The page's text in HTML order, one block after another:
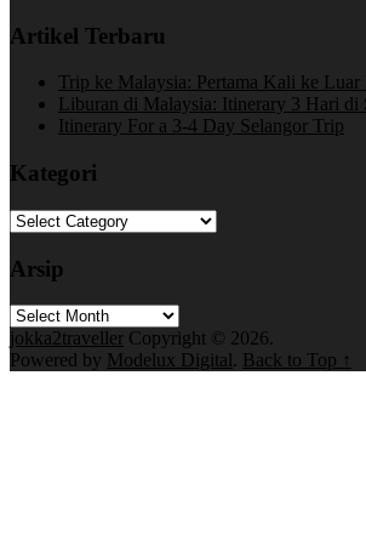
Artikel Terbaru
Trip ke Malaysia: Pertama Kali ke Luar
Liburan di Malaysia: Itinerary 3 Hari di
Itinerary For a 3-4 Day Selangor Trip
Kategori
Kategori
Arsip
Arsip
jokka2traveller Copyright © 2026.
Powered by Modelux Digital. Back to Top ↑